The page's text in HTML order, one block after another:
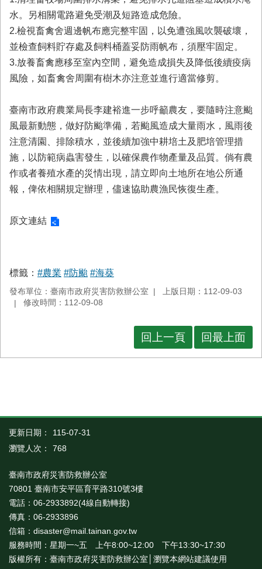
水。另相關電路避免受潮及短路造成危險。
2.檢視畜禽舍週邊帆布應完整牢固，以免遭強風吹襲破壞，
並檢查飼料貯存處及飼料桶蓋妥防雨帆布，須壓牢固定。
3.放養畜禽應移至室內空間，避免造成損失及降低後續疫病
風險，如畜禽舍周圍有樹木亦注意並進行適當修剪。
臺南市政府農業局長李建裕進一步呼籲農友，要隨時注意颱
風最新動態，做好防颱準備，若颱風造成大量雨水，風雨後
注意清園、排除積水，並後續加強中耕培土及肥培管理措
施，以防範病蟲害發生，以確保農作物產量及品質。倘有農
作或者養殖水產的災情出現，請立即向土地所在地公所通
報，俾依相關規定辦理，儘速協助農漁民恢復生產。
原文連結
標籤： #農業 #防颱 #海葵
發布單位：臺南市政府災害防救辦公室
上版日期：112-09-03
修改時間：112-09-08
回上一頁 回最上面
更新日期：
115-07-31
瀏覽人次：
768
臺南市政府災害防救辦公室
70801 臺南市安平區育平路310號3樓
電話：06-2933892(4線自動轉接)
傳真：06-2933896
信箱：disaster@mail.tainan.gov.tw
服務時間：星期一~五 上午8:00~12:00 下午13:30~17:30
版權所有：臺南市政府災害防救辦公室│瀏覽本網站建議使用